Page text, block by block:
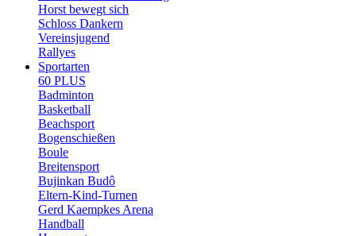
Horst bewegt sich
Schloss Dankern
Vereinsjugend
Rallyes
Sportarten
60 PLUS
Badminton
Basketball
Beachsport
Bogenschießen
Boule
Breitensport
Bujinkan Budô
Eltern-Kind-Turnen
Gerd Kaempkes Arena
Handball